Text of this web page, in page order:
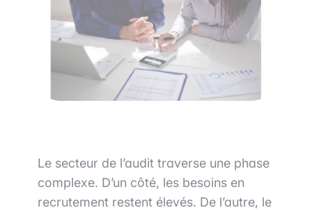
Le secteur de l’audit traverse une phase
complexe. D’un côté, les besoins en
recrutement restent élevés. De l’autre, le